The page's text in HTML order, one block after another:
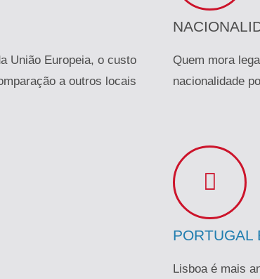
União Europeia, o custo
a outros locais
Quem mora
nacionalidade
PORTUGAL
Lisboa é mais